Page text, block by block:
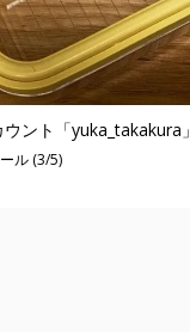
ント「yuka_takakura」
ル (3/5)